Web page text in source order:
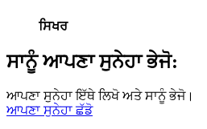
ਸਿਖਰ
ਸਾਨੂੰ ਆਪਣਾ ਸੁਨੇਹਾ ਭੇਜੋ:
ਆਪਣਾ ਸੁਨੇਹਾ ਇੱਥੇ ਲਿਖੋ ਅਤੇ ਸਾਨੂੰ ਭੇਜੋ।
ਆਪਣਾ ਸੁਨੇਹਾ ਛੱਡੋ